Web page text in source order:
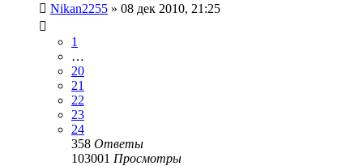
Nikan2255 » 08 дек 2010, 21:25
1
…
20
21
22
23
24
358 Ответы
103001 Просмотры